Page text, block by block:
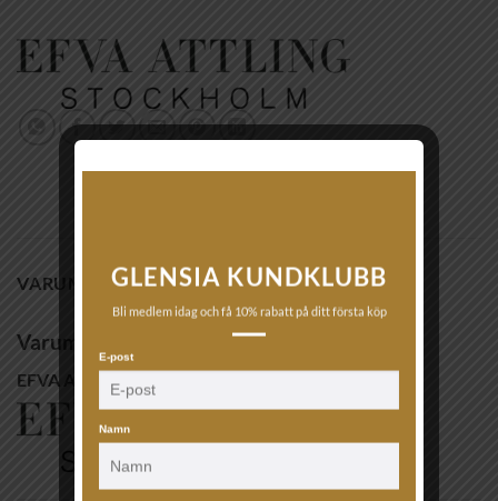
VARUMÄRKE
Varumärke
EFVA ATTLING
GLENSIA KUNDKLUBB
Bli medlem idag och få 10% rabatt på ditt första köp
E-post
Namn